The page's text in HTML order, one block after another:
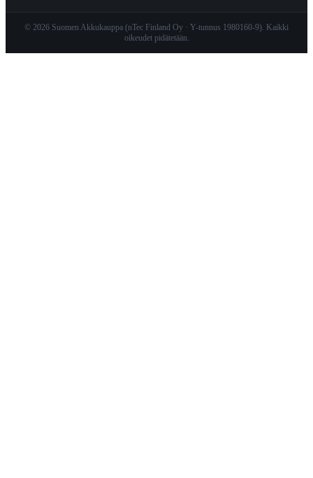
© 2026 Suomen Akkukauppa (nTec Finland Oy · Y-tunnus 1980160-9). Kaikki
oikeudet pidätetään.